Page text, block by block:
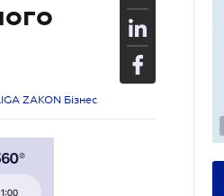
ZAKON Бізнес